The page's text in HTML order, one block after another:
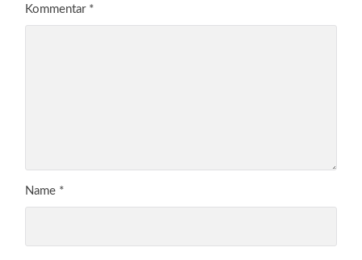
Kommentar *
Name *